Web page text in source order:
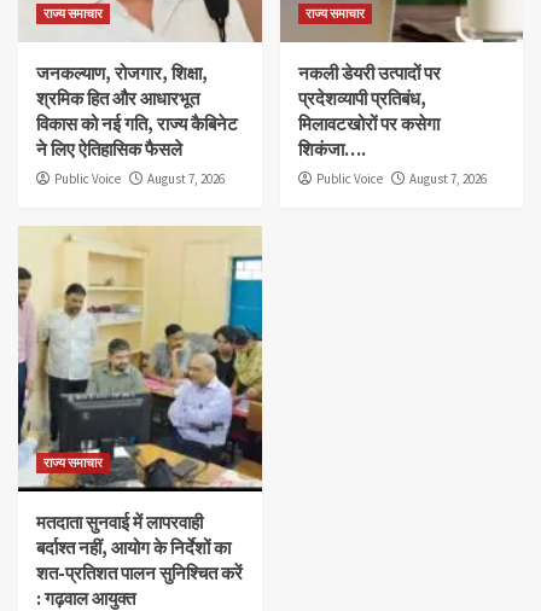
राज्य समाचार
जनकल्याण, रोजगार, शिक्षा,
श्रमिक हित और आधारभूत
विकास को नई गति, राज्य कैबिनेट
ने लिए ऐतिहासिक फैसले
Public Voice August 7, 2026
राज्य समाचार
नकली डेयरी उत्पादों पर
प्रदेशव्यापी प्रतिबंध,
मिलावटखोरों पर कसेगा
शिकंजा….
Public Voice August 7, 2026
राज्य समाचार
मतदाता सुनवाई में लापरवाही
बर्दाश्त नहीं, आयोग के निर्देशों का
शत-प्रतिशत पालन सुनिश्चित करें
: गढ़वाल आयुक्त